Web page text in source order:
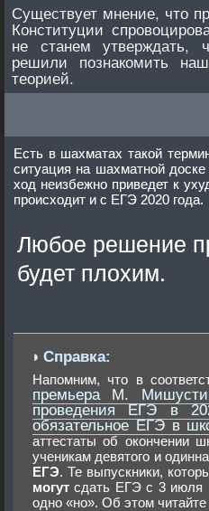
Существует мнение, что
Конституции
не станем утверждать,
решили познакомить
теорией.
Есть в шахматах такой
ситуация на шахматной
ход неизбежно приведет к
происходит и с ЕГЭ 2020 года.
Любое решение
будет плохим.
Напомним, что в
премьера М.
проведения
аттестаты об окончении
ученикам
ЕГЭ
. Те
могут сдать ЕГЭ с 3 июля